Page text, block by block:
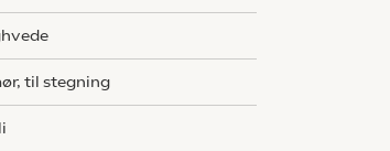
til stegning